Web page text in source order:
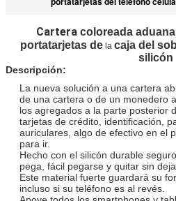
Cartera coloreada aduana
portatarjetas dela caja del
silicón
Descripción:
La nueva solución a una cartera
de una cartera o de un monedero
los agregados a la parte posterior
tarjetas de crédito, identificación,
auriculares, algo de efectivo en el
para ir.
Hecho con el silicón durable
pega, fácil pegarse y quitar sin
Este material fuerte guardará su
incluso si su teléfono es al revés.